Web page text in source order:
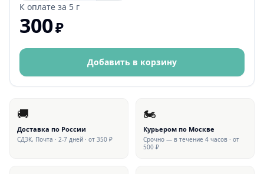
К оплате за 5 г
300₽
Добавить в корзину
🚚
Доставка по России
СДЭК, Почта · 2-7 дней · от 350 ₽
🏍
Курьером по Москве
Срочно — в течение 4 часов · от
500 ₽